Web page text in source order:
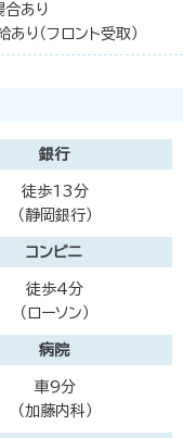
合あり
り（フロント受取）
銀行
徒歩13分
（静岡銀行）
コンビニ
徒歩4分
（ローソン）
病院
車9分
（加藤内科）